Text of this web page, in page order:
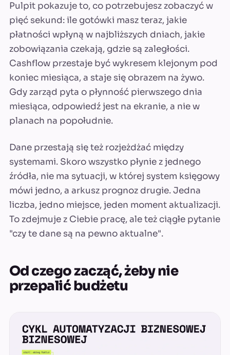
Pulpit pokazuje to, co potrzebujesz zobaczyć w
pięć sekund: ile gotówki masz teraz, jakie
płatności wpłyną w najbliższych dniach, jakie
zobowiązania czekają, gdzie są zaległości.
Cashflow przestaje być wykresem klejonym pod
koniec miesiąca, a staje się obrazem na żywo.
Gdy zarząd pyta o płynność pierwszego dnia
miesiąca, odpowiedź jest na ekranie, a nie w
planach na popołudnie.
Dane przestają się też rozjeżdżać między
systemami. Skoro wszystko płynie z jednego
źródła, nie ma sytuacji, w której system księgowy
mówi jedno, a arkusz prognoz drugie. Jedna
liczba, jedno miejsce, jeden moment aktualizacji.
To zdejmuje z Ciebie pracę, ale też ciągłe pytanie
"czy te dane są na pewno aktualne".
Od czego zacząć, żeby nie
przepalić budżetu